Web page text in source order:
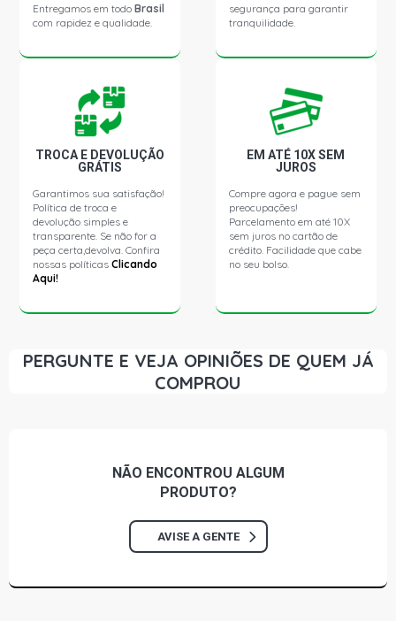
Entregamos em todoBrasil
com rapidez e qualidade.
segurança para garantir
tranquilidade.
TROCA E DEVOLUÇÃO
GRÁTIS
Garantimos sua satisfação!
Política de troca e
devolução simples e
transparente. Se não for a
peça certa,devolva. Confira
nossas políticasClicando
Aqui!
EM ATÉ 10X SEM
JUROS
Compre agora e pague sem
preocupações!
Parcelamento em até 10X
sem juros no cartão de
crédito. Facilidade que cabe
no seu bolso.
PERGUNTE E VEJA OPINIÕES DE QUEM JÁ
COMPROU
NÃO ENCONTROU ALGUM
PRODUTO?
AVISE A GENTE